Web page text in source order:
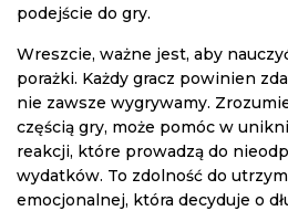
podejście do gry.
Wreszcie, ważne jest, aby
porażki. Każdy gracz powinien
nie zawsze wygrywamy.
częścią gry, może pomóc w
reakcji, które prowadzą do
wydatków. To zdolność do
emocjonalnej, która decyduje o